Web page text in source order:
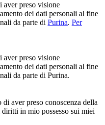
aver preso visione
dei dati personali al fine
da parte di Purina. Per
aver preso visione
dei dati personali al fine
da parte di Purina.
aver preso conoscenza della
diritti in mio possesso sui miei